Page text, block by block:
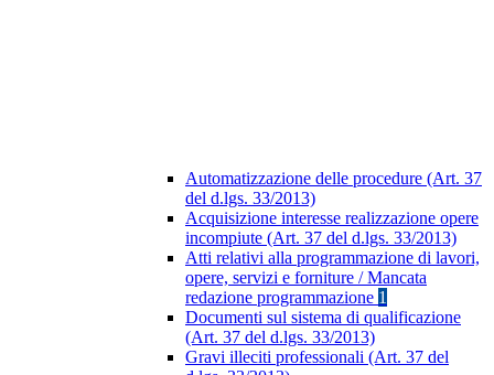
Automatizzazione delle procedure (Art. 37
del d.lgs. 33/2013)
Acquisizione interesse realizzazione opere
incompiute (Art. 37 del d.lgs. 33/2013)
Atti relativi alla programmazione di lavori,
opere, servizi e forniture / Mancata
redazione programmazione 1
Documenti sul sistema di qualificazione
(Art. 37 del d.lgs. 33/2013)
Gravi illeciti professionali (Art. 37 del